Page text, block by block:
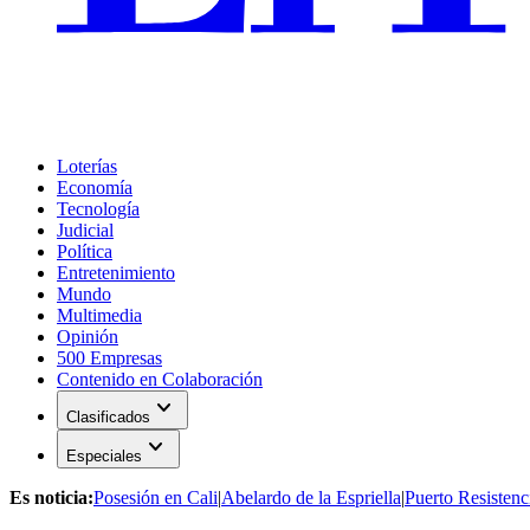
Loterías
Economía
Tecnología
Judicial
Política
Entretenimiento
Mundo
Multimedia
Opinión
500 Empresas
Contenido en Colaboración
Clasificados expand_more
Especiales expand_more
Es noticia:Posesión en Cali|Abelardo de la Espriella|Puerto